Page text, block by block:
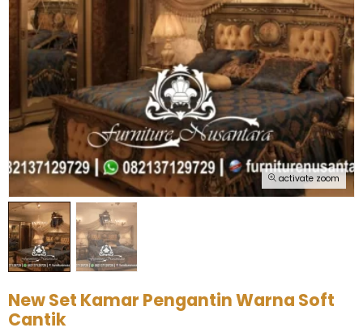
activate zoom
New Set Kamar Pengantin Warna Soft
Cantik